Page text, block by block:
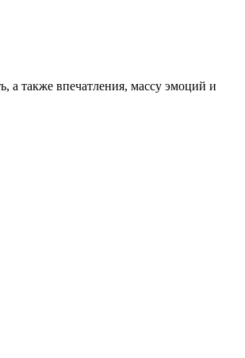
а также впечатления, массу эмоций и